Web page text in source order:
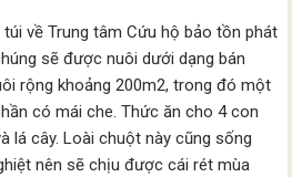
về Trung tâm Cứu hộ bảo tồn phát
sẽ được nuôi dưới dạng bán
rộng khoảng 200m2, trong đó một
có mái che. Thức ăn cho 4 con
lá cây. Loài chuột này cũng sống
nên sẽ chịu được cái rét mùa